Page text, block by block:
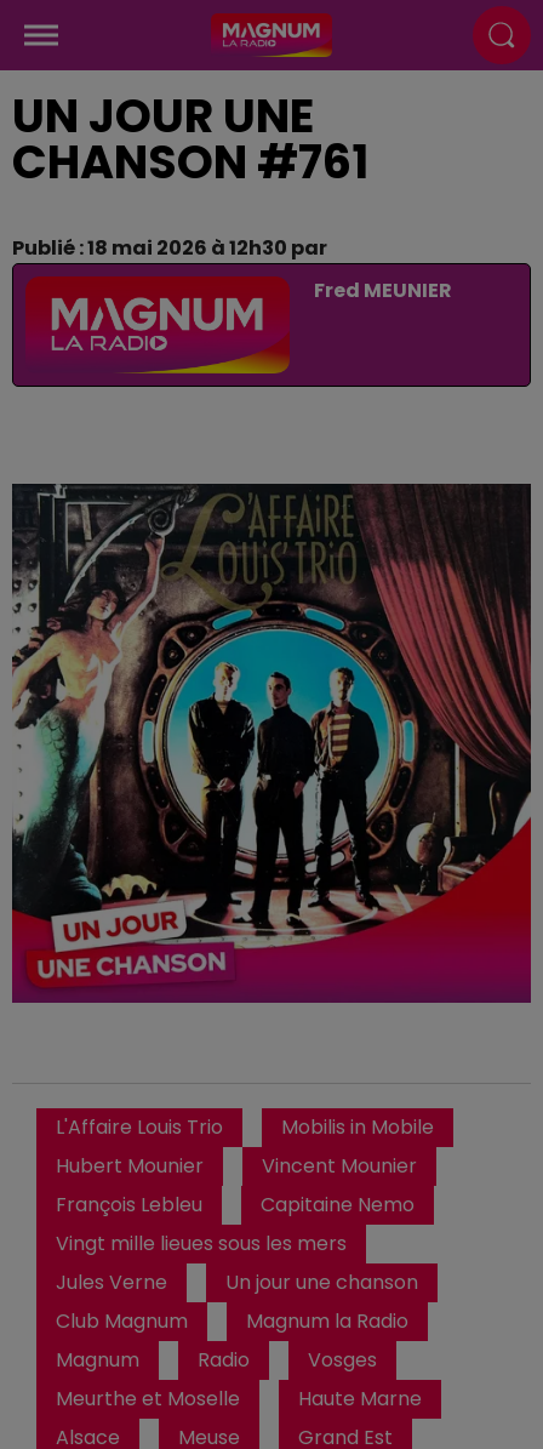
UN JOUR UNE
CHANSON #761
Publié : 18 mai 2026 à 12h30 par
Fred MEUNIER
L'Affaire Louis Trio
Mobilis in Mobile
Hubert Mounier
Vincent Mounier
François Lebleu
Capitaine Nemo
Vingt mille lieues sous les mers
Jules Verne
Un jour une chanson
Club Magnum
Magnum la Radio
Magnum
Radio
Vosges
Meurthe et Moselle
Haute Marne
Alsace
Meuse Grand Est